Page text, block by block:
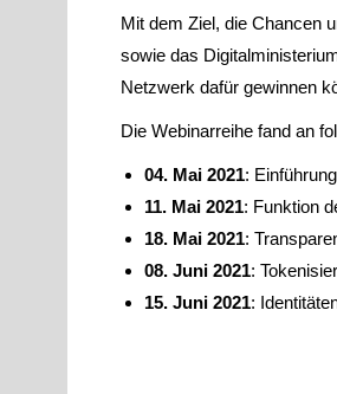
Mit dem Ziel, die Chancen
sowie das
Netzwerk dafür gewinnen
Die Webinarreihe fand an
04. Mai 2021:
11. Mai 2021: Funktion
18. Mai 2021:
08. Juni 2021:
15. Juni 2021: